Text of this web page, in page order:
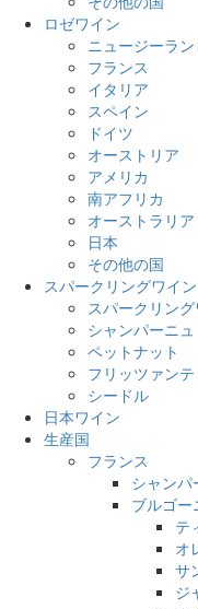
ロゼワイン
ニュージーラン
フランス
イタリア
スペイン
ドイツ
オーストリア
アメリカ
南アフリカ
オーストラリア
日本
その他の国
スパークリングワイン
スパークリン
シャンパーニュ
ペットナット
フリッツァンテ
シードル
日本ワイン
生産国
フランス
シャンパ
ブルゴー
テ
オ
サ
ジ